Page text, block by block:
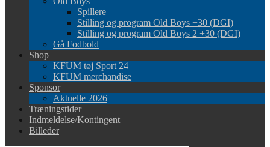
Spillere
Stilling og program Old Boys +30 (DGI)
Stilling og program Old Boys 2 +30 (DGI)
Gå Fodbold
Shop
KFUM tøj Sport 24
KFUM merchandise
Sponsor
Aktuelle 2026
Træningstider
Indmeldelse/Kontingent
Billeder